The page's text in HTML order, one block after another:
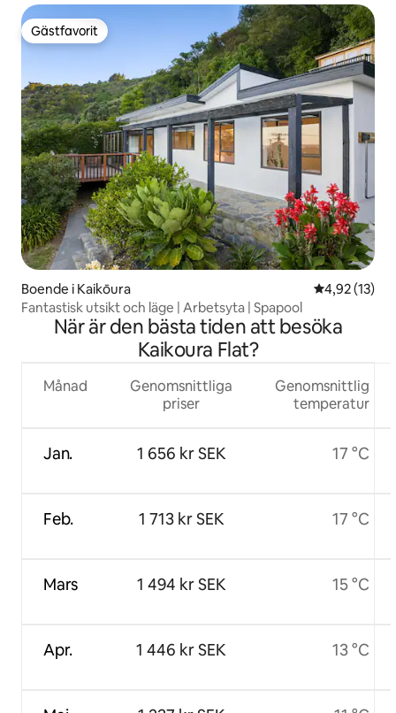
Gästfavorit
Gästfavorit
Boende i Kaikōura 4,92 av 5 i
4,92 (13)
Fantastisk utsikt och läge | Arbetsyta | Spapool
När är den bästa tiden att besöka
Kaikoura Flat?
Månad
Jan.
Feb.
Mars
Apr.
Genomsnittliga
priser
1 656 kr SEK
1 713 kr SEK
1 494 kr SEK
1 446 kr SEK
Genomsnittlig
temperatur
17 °C
17 °C
15 °C
13 °C